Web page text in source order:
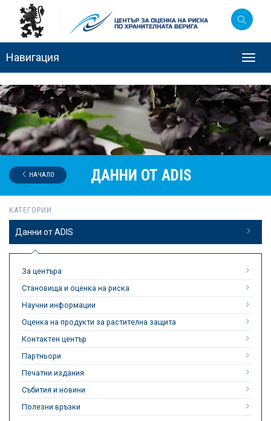
Навигация
ДАННИ ОТ ADIS
НАЧАЛО
КАТЕГОРИИ
Данни от ADIS
За центъра
Становища и оценка на риска
Научни информации
Оценка на продукти за растителна защита
Контактен център
Партньори
Печатни издания
Събития и новини
Полезни връзки